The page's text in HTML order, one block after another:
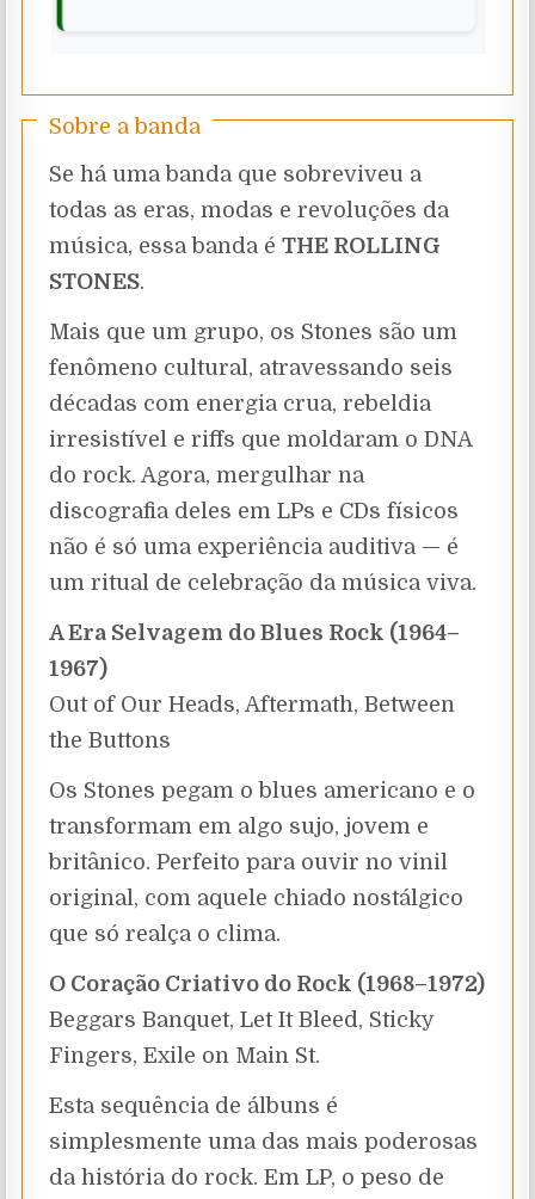
Sobre a banda
Se há uma banda que sobreviveu a
todas as eras, modas e revoluções da
música, essa banda éTHE ROLLING
STONES.
Mais que um grupo, os Stones são um
fenômeno cultural, atravessando seis
décadas com energia crua, rebeldia
irresistível e riffs que moldaram o DNA
do rock. Agora, mergulhar na
discografia deles em LPs e CDs físicos
não é só uma experiência auditiva — é
um ritual de celebração da música viva.
A Era Selvagem do Blues Rock (1964–
1967)
Out of Our Heads, Aftermath, Between
the Buttons
Os Stones pegam o blues americano e o
transformam em algo sujo, jovem e
britânico. Perfeito para ouvir no vinil
original, com aquele chiado nostálgico
que só realça o clima.
O Coração Criativo do Rock (1968–1972)
Beggars Banquet, Let It Bleed, Sticky
Fingers, Exile on Main St.
Esta sequência de álbuns é
simplesmente uma das mais poderosas
da história do rock. Em LP, o peso de